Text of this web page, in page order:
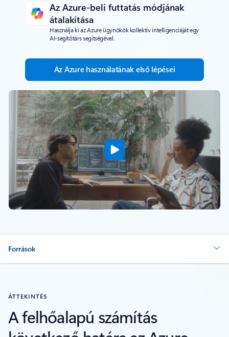
Az Azure-beli futtatás módjának
átalakítása
Használja ki az Azure ügynökök kollektív intelligenciáját egy
AI-segítőtárs segítségével.
Az Azure használatának első lépései
Források
ÁTTEKINTÉS
A felhőalapú számítás